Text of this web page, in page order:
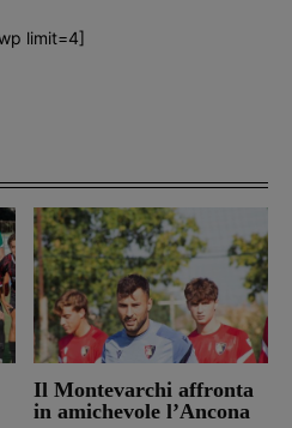
Il Montevarchi affronta
in amichevole l’Ancona
limit=4]